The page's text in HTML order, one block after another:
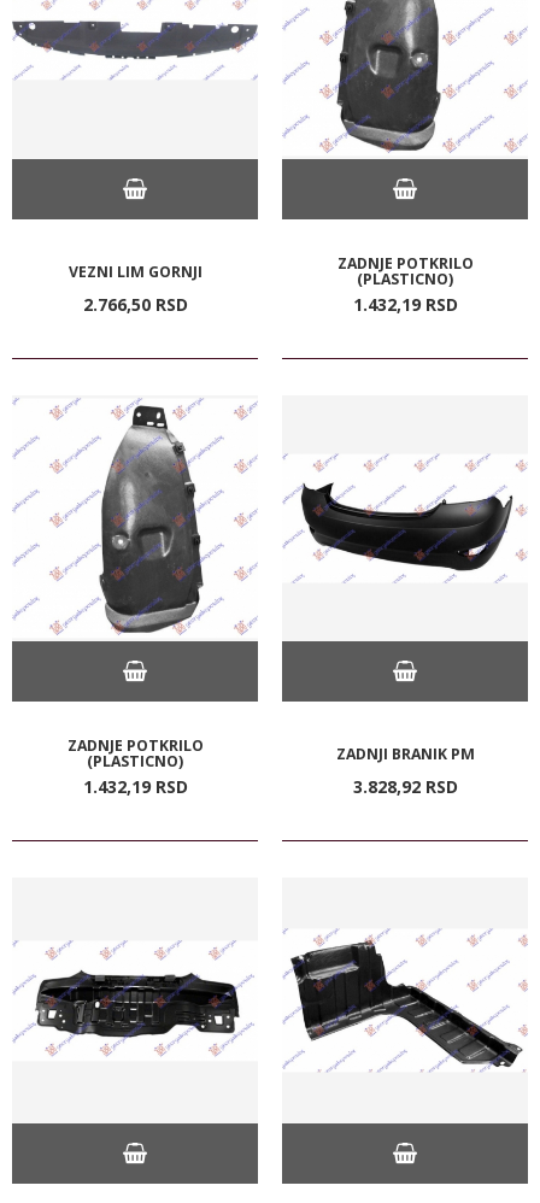
VEZNI LIM GORNJI
2.766,50 RSD
ZADNJE POTKRILO
(PLASTICNO)
1.432,19 RSD
ZADNJE POTKRILO
(PLASTICNO)
1.432,19 RSD
ZADNJI BRANIK PM
3.828,92 RSD